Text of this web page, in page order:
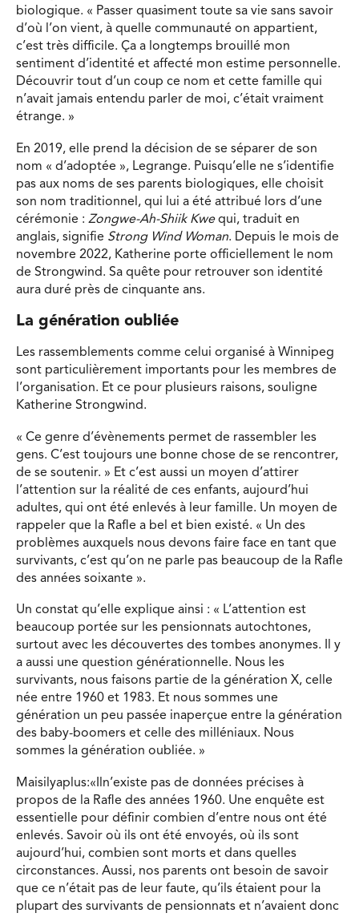
biologique. « Passer quasiment toute sa vie sans savoir
d’où l’on vient, à quelle communauté on appartient,
c’est très difficile. Ça a longtemps brouillé mon
sentiment d’identité et affecté mon estime personnelle.
Découvrir tout d’un coup ce nom et cette famille qui
n’avait jamais entendu parler de moi, c’était vraiment
étrange. »
En 2019, elle prend la décision de se séparer de son
nom « d’adoptée », Legrange. Puisqu’elle ne s’identifie
pas aux noms de ses parents biologiques, elle choisit
son nom traditionnel, qui lui a été attribué lors d’une
cérémonie : Zongwe-Ah-Shiik Kwequi, traduit en
anglais, signifie Strong Wind Woman. Depuis le mois de
novembre 2022, Katherine porte officiellement le nom
de Strongwind. Sa quête pour retrouver son identité
aura duré près de cinquante ans.
La génération oubliée
Les rassemblements comme celui organisé à Winnipeg
sont particulièrement importants pour les membres de
l’organisation. Et ce pour plusieurs raisons, souligne
Katherine Strongwind.
« Ce genre d’évènements permet de rassembler les
gens. C’est toujours une bonne chose de se rencontrer,
de se soutenir. » Et c’est aussi un moyen d’attirer
l’attention sur la réalité de ces enfants, aujourd’hui
adultes, qui ont été enlevés à leur famille. Un moyen de
rappeler que la Rafle a bel et bien existé. « Un des
problèmes auxquels nous devons faire face en tant que
survivants, c’est qu’on ne parle pas beaucoup de la Rafle
des années soixante ».
Un constat qu’elle explique ainsi : « L’attention est
beaucoup portée sur les pensionnats autochtones,
surtout avec les découvertes des tombes anonymes. Il y
a aussi une question générationnelle. Nous les
survivants, nous faisons partie de la génération X, celle
née entre 1960 et 1983. Et nous sommes une
génération un peu passée inaperçue entre la génération
des baby-boomers et celle des milléniaux. Nous
sommes la génération oubliée. »
Maisilyaplus:«Iln’existe pas de données précises à
propos de la Rafle des années 1960. Une enquête est
essentielle pour définir combien d’entre nous ont été
enlevés. Savoir où ils ont été envoyés, où ils sont
aujourd’hui, combien sont morts et dans quelles
circonstances. Aussi, nos parents ont besoin de savoir
que ce n’était pas de leur faute, qu’ils étaient pour la
plupart des survivants de pensionnats et n’avaient donc